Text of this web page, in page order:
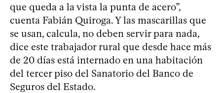
que queda a la vista la punta de acero”,
cuenta Fabián Quiroga. Y las mascarillas que
se usan, calcula, no deben servir para nada,
dice este trabajador rural que desde hace más
de 20 días está internado en una habitación
del tercer piso del Sanatorio del Banco de
Seguros del Estado.